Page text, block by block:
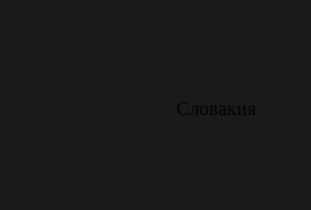
Словакия